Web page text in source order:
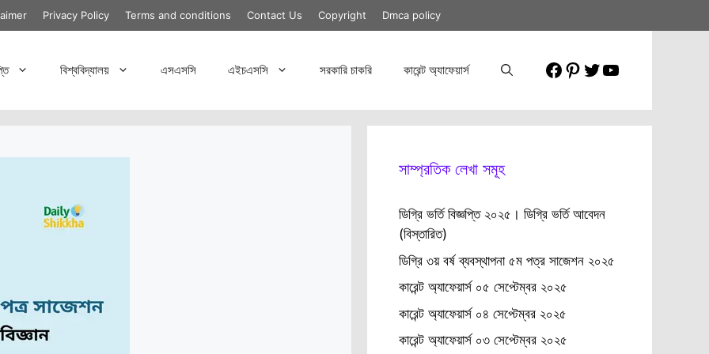
Privacy Policy Terms and conditions Contact Us Copyright Dmca policy
বিশ্ববিদ্যালয় এসএসসি এইচএসসি সরকারি চাকরি কারেন্ট অ্যাফেয়ার্স Facebook
Pinterest
Twitter
YouTube
সাম্প্রতিক লেখা সমূহ
ডিগ্রি ভর্তি বিজ্ঞপ্তি ২০২৫। ডিগ্রি ভর্তি আবেদন
(বিস্তারিত)
ডিগ্রি ৩য় বর্ষ ব্যবস্থাপনা ৫ম পত্র সাজেশন ২০২৫
কারেন্ট অ্যাফেয়ার্স ০৫ সেপ্টেম্বর ২০২৫
কারেন্ট অ্যাফেয়ার্স ০৪ সেপ্টেম্বর ২০২৫
কারেন্ট অ্যাফেয়ার্স ০৩ সেপ্টেম্বর ২০২৫